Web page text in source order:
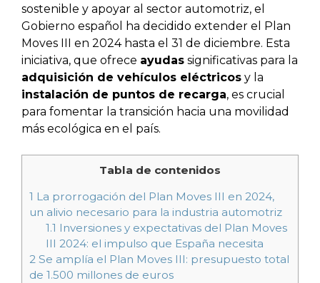
sostenible y apoyar al sector automotriz, el
Gobierno español ha decidido extender el Plan
Moves III en 2024 hasta el 31 de diciembre. Esta
iniciativa, que ofrece ayudas significativas para la
adquisición de vehículos eléctricos y la
instalación de puntos de recarga, es crucial
para fomentar la transición hacia una movilidad
más ecológica en el país.
Tabla de contenidos
1 La prorrogación del Plan Moves III en 2024,
un alivio necesario para la industria automotriz
1.1 Inversiones y expectativas del Plan Moves
III 2024: el impulso que España necesita
2 Se amplía el Plan Moves III: presupuesto total
de 1.500 millones de euros